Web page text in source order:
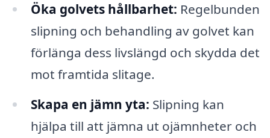
Öka golvets hållbarhet: Regelbunden
slipning och behandling av golvet kan
förlänga dess livslängd och skydda det
mot framtida slitage.
Skapa en jämn yta: Slipning kan
hjälpa till att jämna ut ojämnheter och